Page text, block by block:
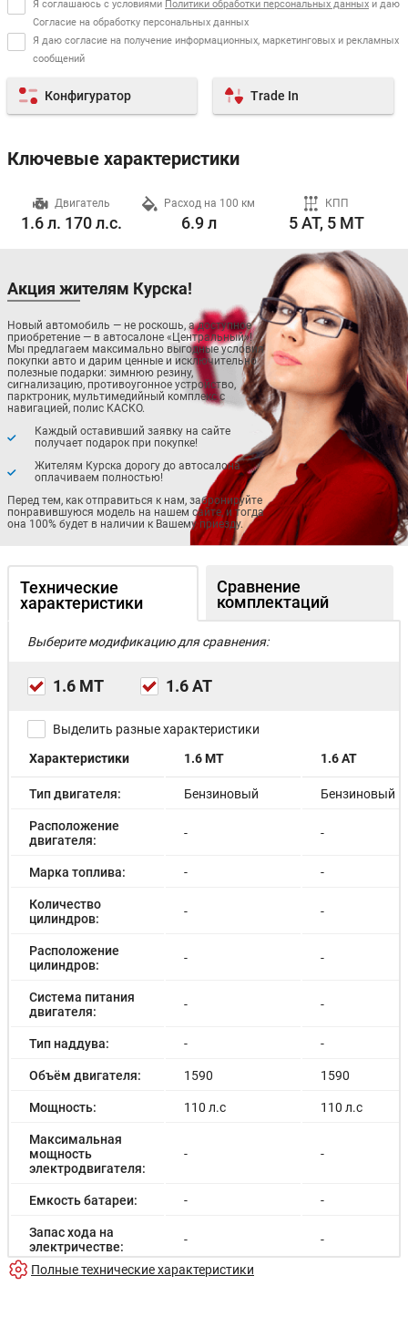
Я соглашаюсь с условиями Политики обработки персональных данных и даю
Согласие на обработку персональных данных
Я даю согласие на получение информационных, маркетинговых и рекламных
сообщений
Конфигуратор Trade In
Ключевые характеристики
Двигатель
1.6 л. 170 л.с.
Расход на 100 км
6.9 л
КПП
5 AT, 5 MT
Акция жителям Курска!
Новый автомобиль — не роскошь, а доступное
приобретение — в автосалоне «Центральный»!
Мы предлагаем максимально выгодные условия
покупки авто и дарим ценные и исключительно
полезные подарки: зимнюю резину,
сигнализацию, противоугонное устройство,
парктроник, мультимедийный комплекс с
навигацией, полис КАСКО.
Каждый оставивший заявку на сайте
получает подарок при покупке!
Жителям Курска дорогу до автосалона
оплачиваем полностью!
Перед тем, как отправиться к нам, забронируйте
понравившуюся модель на нашем сайте, и тогда
она 100% будет в наличии к Вашему приезду.
Технические
характеристики
Сравнение
комплектаций
Выберите модификацию для сравнения:
1.6 МT 1.6 AT
Выделить разные характеристики
Характеристики
1.6 МT 1.6 AT
Тип двигателя: Бензиновый Бензиновый
Расположение
двигателя:
- -
Марка топлива: - -
Количество
цилиндров:
- -
Расположение
цилиндров:
- -
Система питания
двигателя:
- -
Тип наддува: - -
Объём двигателя: 1590 1590
Мощность: 110 л.с 110 л.с
Максимальная
мощность
электродвигателя:
- -
Емкость батареи: - -
Запас хода на
электричестве:
- -
Время зарядки: -
Полные технические характеристики